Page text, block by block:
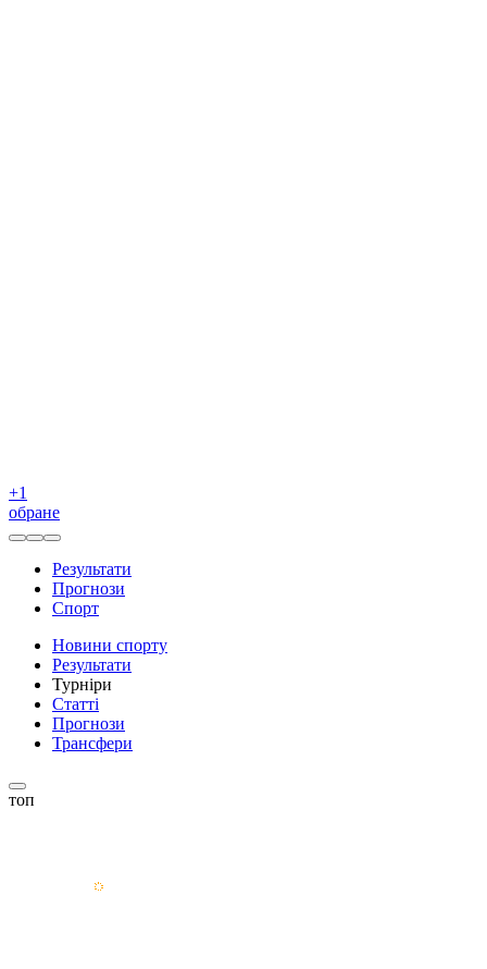
+1
обране
Результати
Прогнози
Спорт
Новини спорту
Результати
Турніри
Статті
Прогнози
Трансфери
топ